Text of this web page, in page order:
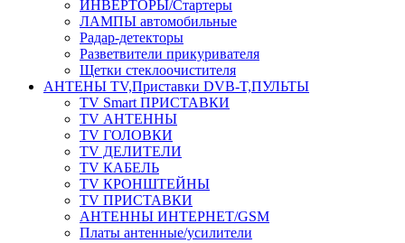
ИНВЕРТОРЫ/Стартеры
ЛАМПЫ автомобильные
Радар-детекторы
Разветвители прикуривателя
Щетки стеклоочистителя
АНТЕНЫ ТV,Приставки DVB-T,ПУЛЬТЫ
TV Smart ПРИСТАВКИ
TV АНТЕННЫ
TV ГОЛОВКИ
TV ДЕЛИТЕЛИ
TV КАБЕЛЬ
TV КРОНШТЕЙНЫ
TV ПРИСТАВКИ
АНТЕННЫ ИНТЕРНЕТ/GSM
Платы антенные/усилители